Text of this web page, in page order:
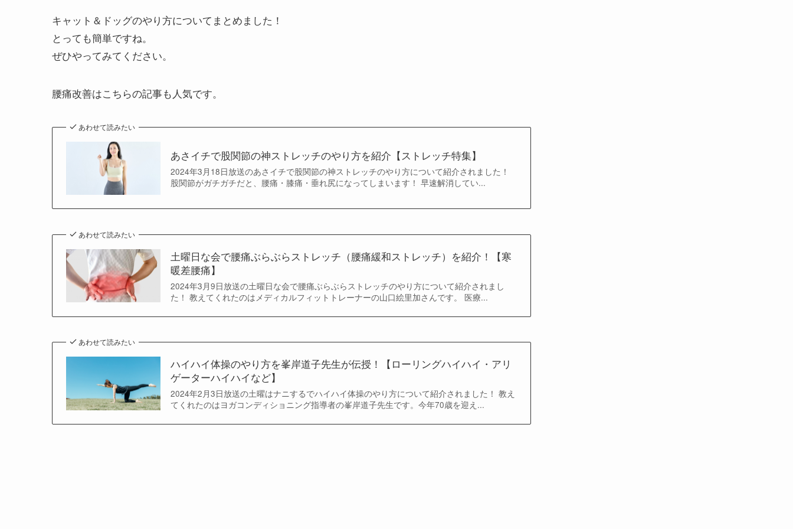
キャット＆ドッグのやり方についてまとめました！
とっても簡単ですね。
ぜひやってみてください。
腰痛改善はこちらの記事も人気です。
あわせて読みたい
あさイチで股関節の神ストレッチのやり方を紹介【ストレッチ特集】
2024年3月18日放送のあさイチで股関節の神ストレッチのやり方について紹介されました！
股関節がガチガチだと、腰痛・膝痛・垂れ尻になってしまいます！ 早速解消してい...
あわせて読みたい
土曜日な会で腰痛ぶらぶらストレッチ（腰痛緩和ストレッチ）を紹介！【寒
暖差腰痛】
2024年3月9日放送の土曜日な会で腰痛ぶらぶらストレッチのやり方について紹介されまし
た！ 教えてくれたのはメディカルフィットトレーナーの山口絵里加さんです。 医療...
あわせて読みたい
ハイハイ体操のやり方を峯岸道子先生が伝授！【ローリングハイハイ・アリ
ゲーターハイハイなど】
2024年2月3日放送の土曜はナニするでハイハイ体操のやり方について紹介されました！ 教え
てくれたのはヨガコンディショニング指導者の峯岸道子先生です。今年70歳を迎え...